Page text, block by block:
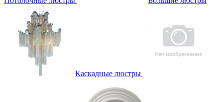
Каскадные люстры